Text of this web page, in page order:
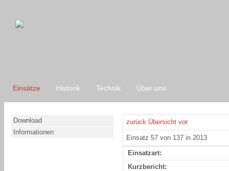
Einsätze Historik Technik Über uns
Download
Informationen
zurück Übersicht vor
Einsatz 57 von 137 in 2013
Einsatzart:
Kurzbericht: